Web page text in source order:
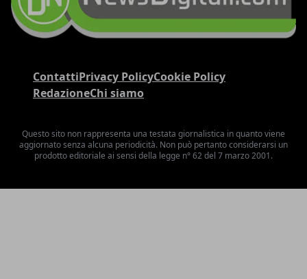
ContattiPrivacy PolicyCookie Policy
RedazioneChi siamo
Questo sito non rappresenta una testata giornalistica in quanto viene
aggiornato senza alcuna periodicità. Non può pertanto considerarsi un
prodotto editoriale ai sensi della legge n° 62 del 7 marzo 2001.